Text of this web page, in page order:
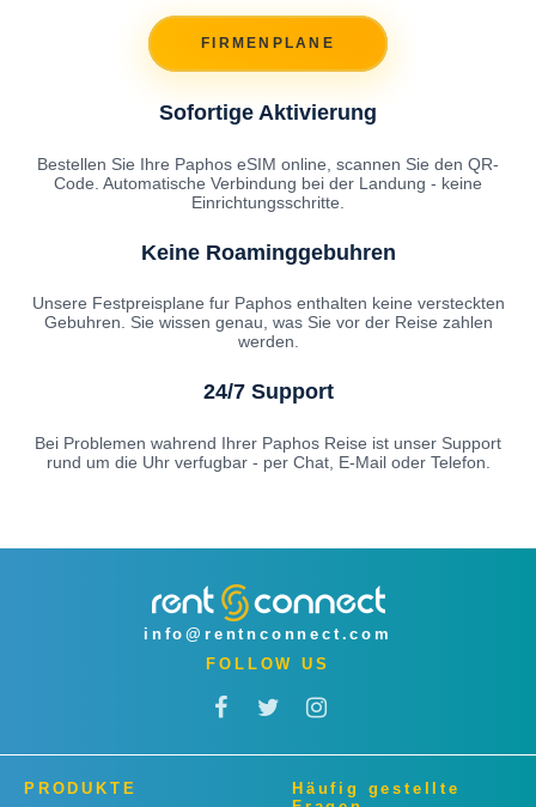
FIRMENPLANE
Sofortige Aktivierung
Bestellen Sie Ihre Paphos eSIM online, scannen Sie den QR-
Code. Automatische Verbindung bei der Landung - keine
Einrichtungsschritte.
Keine Roaminggebuhren
Unsere Festpreisplane fur Paphos enthalten keine versteckten
Gebuhren. Sie wissen genau, was Sie vor der Reise zahlen
werden.
24/7 Support
Bei Problemen wahrend Ihrer Paphos Reise ist unser Support
rund um die Uhr verfugbar - per Chat, E-Mail oder Telefon.
info@rentnconnect.com
FOLLOW US
PRODUKTE
Häufig gestellte